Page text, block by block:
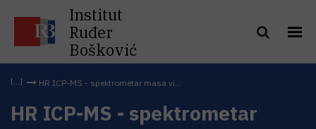
Institut
Ruđer
Bošković
HR ICP-MS - spektrometar masa vi...
HR ICP-MS - spektrometar